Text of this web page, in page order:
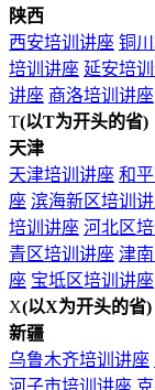
陕西
西安培训讲座 铜
培训讲座 延安培
讲座 商洛培训讲座
T(以T为开头的省)
天津
天津培训讲座 和
座 滨海新区培训
培训讲座 河北区
青区培训讲座 津
座 宝坻区培训讲座
X(以X为开头的省)
新疆
乌鲁木齐培训讲座
河子市培训讲座